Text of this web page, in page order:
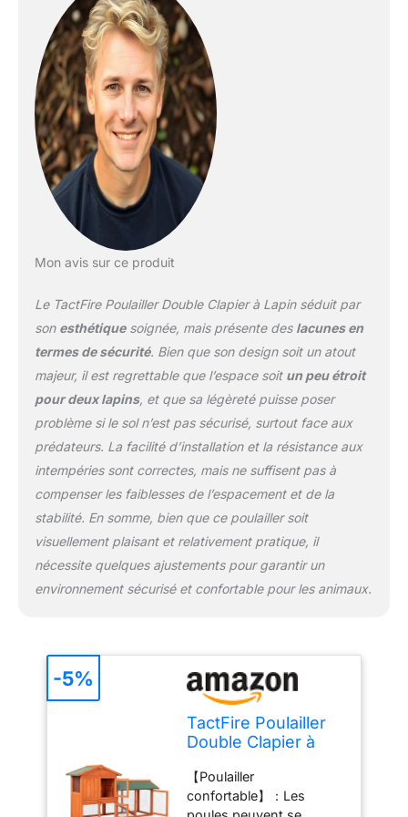
sécurisé】: Toutes les
portes de notre poulailler
sont équipées des
fermetures et loquets
verrouillables. Vous
n'avez plus à vous
soucier de la sécurité de
vos poules 【Poulailler
en bois confortable】: Ce
qui permet à deux poules
de dormir sans aucun
【Caractéristiques】:
156x52x68cm, taille
parfaite pour 2 poules
naines, lapins ou
cochons d’inde;
17.2kg.Produit non
assemblé – La notice
d'assemblage est fournie
Pratique】 : L'étage
supérieur est accessible
par une rampe qui
connecte l’espace
sommeil. De plus, le tiroir
à déjections amovible en
Mon avis sur ce produit
Le TactFire Poulailler Double Clapier à Lapin séduit par
son esthétiquesoignée, mais présente des lacunes en
termes de sécurité. Bien que son design soit un atout
majeur, il est regrettable que l’espace soit un peu étroit
pour deux lapins, et que sa légèreté puisse poser
problème si le sol n’est pas sécurisé, surtout face aux
prédateurs. La facilité d’installation et la résistance aux
intempéries sont correctes, mais ne suffisent pas à
compenser les faiblesses de l’espacement et de la
stabilité. En somme, bien que ce poulailler soit
visuellement plaisant et relativement pratique, il
nécessite quelques ajustements pour garantir un
environnement sécurisé et confortable pour les animaux.
TactFire Poulailler
Double Clapier à
Bois avec Pondoir
et Perchoir
【Poulailler
confortable】：Les
-5%